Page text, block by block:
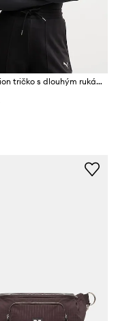
P.E Nation tričko s dlouhým rukávem dámské Foundation